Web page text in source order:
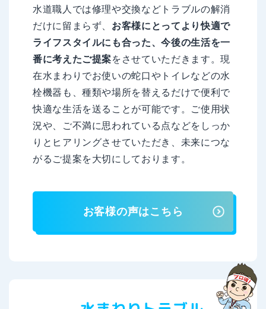
水道職人では修理や交換などトラブルの解消
だけに留まらず、 お客様にとってより快適で
ライフスタイルにも合った、今後の生活を一
番に考えたご提案をさせていただきます。現
在水まわりでお使いの蛇口やトイレなどの水
栓機器も、種類や場所を替えるだけで便利で
快適な生活を送ることが可能です。ご使用状
況や、ご不満に思われている点などをしっか
りとヒアリングさせていただき、未来につな
がるご提案を大切にしております。
お客様の声はこちら